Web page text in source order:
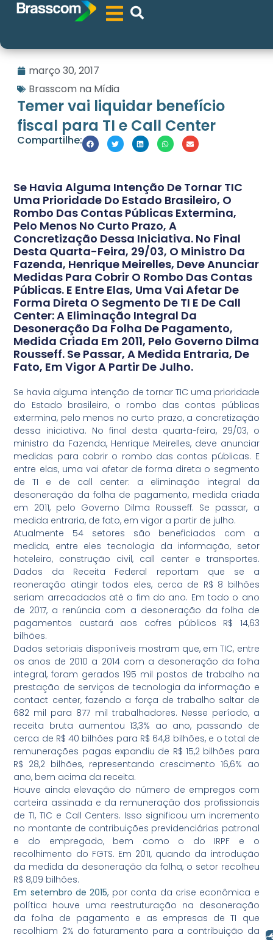
março 30, 2017
Brasscom na Mídia
Temer vai liquidar benefício
fiscal para TI e Call Center
Compartilhe:
Se Havia Alguma Intenção De Tornar TIC
Uma Prioridade Do Estado Brasileiro, O
Rombo Das Contas Públicas Extermina,
Pelo Menos No Curto Prazo, A
Concretização Dessa Iniciativa. No Final
Desta Quarta-Feira, 29/03, O Ministro Da
Fazenda, Henrique Meirelles, Deve Anunciar
Medidas Para Cobrir O Rombo Das Contas
Públicas. E Entre Elas, Uma Vai Afetar De
Forma Direta O Segmento De TI E De Call
Center: A Eliminação Integral Da
Desoneração Da Folha De Pagamento,
Medida Criada Em 2011, Pelo Governo Dilma
Rousseff. Se Passar, A Medida Entraria, De
Fato, Em Vigor A Partir De Julho.
Se havia alguma intenção de tornar TIC uma prioridade
do Estado brasileiro, o rombo das contas públicas
extermina, pelo menos no curto prazo, a concretização
dessa iniciativa. No final desta quarta-feira, 29/03, o
ministro da Fazenda, Henrique Meirelles, deve anunciar
medidas para cobrir o rombo das contas públicas. E
entre elas, uma vai afetar de forma direta o segmento
de TI e de call center: a eliminação integral da
desoneração da folha de pagamento, medida criada
em 2011, pelo Governo Dilma Rousseff. Se passar, a
medida entraria, de fato, em vigor a partir de julho.
Atualmente 54 setores são beneficiados com a
medida, entre eles tecnologia da informação, setor
hoteleiro, construção civil, call center e transportes.
Dados da Receita Federal reportam que se a
reoneração atingir todos eles, cerca de R$ 8 bilhões
seriam arrecadados até o fim do ano. Em todo o ano
de 2017, a renúncia com a desoneração da folha de
pagamentos custará aos cofres públicos R$ 14,63
bilhões.
Dados setoriais disponíveis mostram que, em TIC, entre
os anos de 2010 a 2014 com a desoneração da folha
integral, foram gerados 195 mil postos de trabalho na
prestação de serviços de tecnologia da informação e
contact center, fazendo a força de trabalho saltar de
682 mil para 877 mil trabalhadores. Nesse período, a
receita bruta aumentou 13,3% ao ano, passando de
cerca de R$ 40 bilhões para R$ 64,8 bilhões, e o total de
remunerações pagas expandiu de R$ 15,2 bilhões para
R$ 28,2 bilhões, representando crescimento 16,6% ao
ano, bem acima da receita.
Houve ainda elevação do número de empregos com
carteira assinada e da remuneração dos profissionais
de TI, TIC e Call Centers. Isso significou um incremento
no montante de contribuições previdenciárias patronal
e do empregado, bem como o do IRPF e o
recolhimento do FGTS. Em 2011, quando da introdução
da medida da desoneração da folha, o setor recolheu
R$ 8,09 bilhões.
Em setembro de 2015, por conta da crise econômica e
política houve uma reestruturação na desoneração
da folha de pagamento e as empresas de TI que
recolhiam 2% do faturamento para a contribuição da